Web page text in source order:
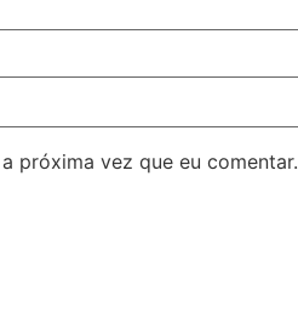
próxima vez que eu comentar.